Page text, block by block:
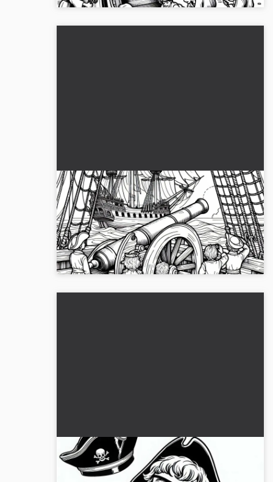
Piraterbørn med kanon ombord på et
sejlskib - Udfyldningsbillede for
piratfans
Oplev eventyret med piratbørn ombord på et
sejlfartøj. Download nu den gratis udmalingsside
og design den efter din fantasi....
Barn med øjenklap og pirathat –
Malebillede gratis